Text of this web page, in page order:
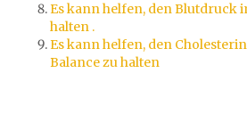
Es kann helfen, den Blutdruck
halten .
Es kann helfen, den
Balance zu halten